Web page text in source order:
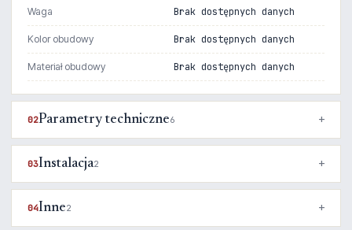
Waga Brak dostępnych danych
Kolor obudowy Brak dostępnych danych
Materiał obudowy Brak dostępnych danych
02Parametry techniczne6
03Instalacja2
04Inne2